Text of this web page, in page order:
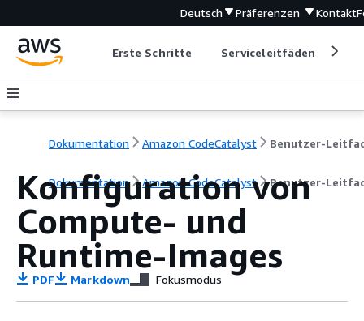
Deutsch Präferenzen Kontakt
Erste Schritte Serviceleitfäden
Dokumentation Amazon CodeCatalyst
Dokumentation Amazon CodeCatalyst Benutzer-
Konfiguration von
Compute- und
Runtime-Images
PDF Markdown Fokusmodus